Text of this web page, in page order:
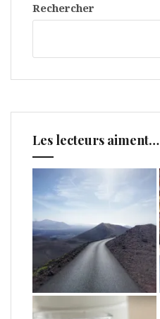
Rechercher
Les lecteurs aiment…